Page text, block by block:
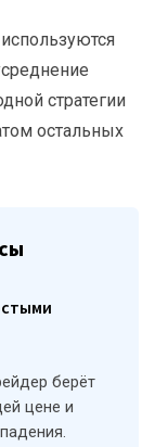
стратегии
остальных
берёт
цене и